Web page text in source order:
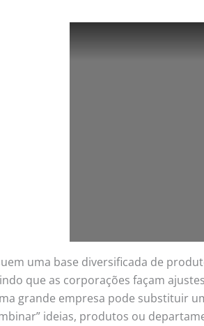
uma base diversificada de
que as corporações façam
grande empresa pode substituir
ideias, produtos ou